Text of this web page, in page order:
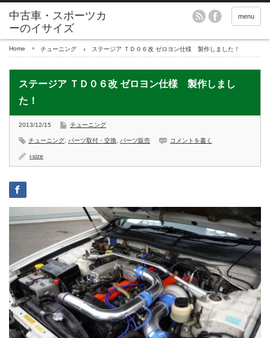
menu
Home チューニング ステージア ＴＤ０６改 ゼロヨン仕様 製作しました！
ステージア ＴＤ０６改 ゼロヨン仕様 製作しまし
た！
2013/12/15 チューニング
チューニング パーツ取付・交換 パーツ販売 コメントを書く
i-size